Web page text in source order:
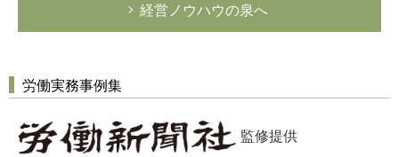
経営ノウハウの泉へ
労働実務事例集
監修提供